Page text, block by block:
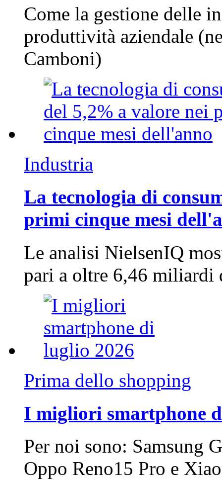
Come la gestione delle
produttività aziendale
Camboni)
Industria
La tecnologia di
primi cinque mesi
Le analisi NielsenIQ
pari a oltre 6,46
Prima dello shopping
I migliori smartphone
Per noi sono: Samsung
Oppo Reno15 Pro e